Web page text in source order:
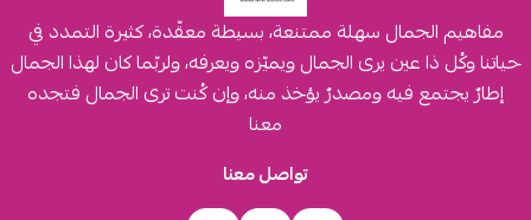
مفاهيم الجمال سهلة ممتنعة، بسيطة معقّدة، كثيرة التمدد في
حياتنا وكُل ذا عين يرى الجمال ويميّزه ويعرفه، ولربّما كان لهذا الجمال
إطارٌ يجتمع فيه ومصدرٌ يؤخذ منه، وإن كُنت ترى الجمال فتجده
معنا
تواصل معنا